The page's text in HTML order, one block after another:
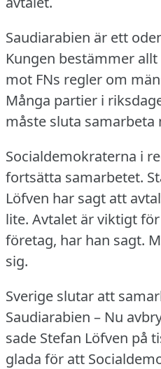
Saudiarabien är ett
Kungen bestämmer allt
mot FNs regler om
Många partier i
måste sluta samarbeta
Socialdemokraterna i
fortsätta samarbetet.
Löfven har sagt att
lite. Avtalet är viktigt
företag, har han sagt.
sig.
Sverige slutar att
Saudiarabien – Nu
sade Stefan Löfven på
glada för att